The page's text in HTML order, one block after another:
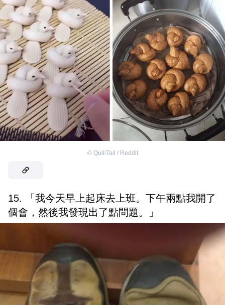
© QuillTail / Reddit
15. 「我今天早上起床去上班。下午兩點我開了
個會，然後我發現出了點問題。」